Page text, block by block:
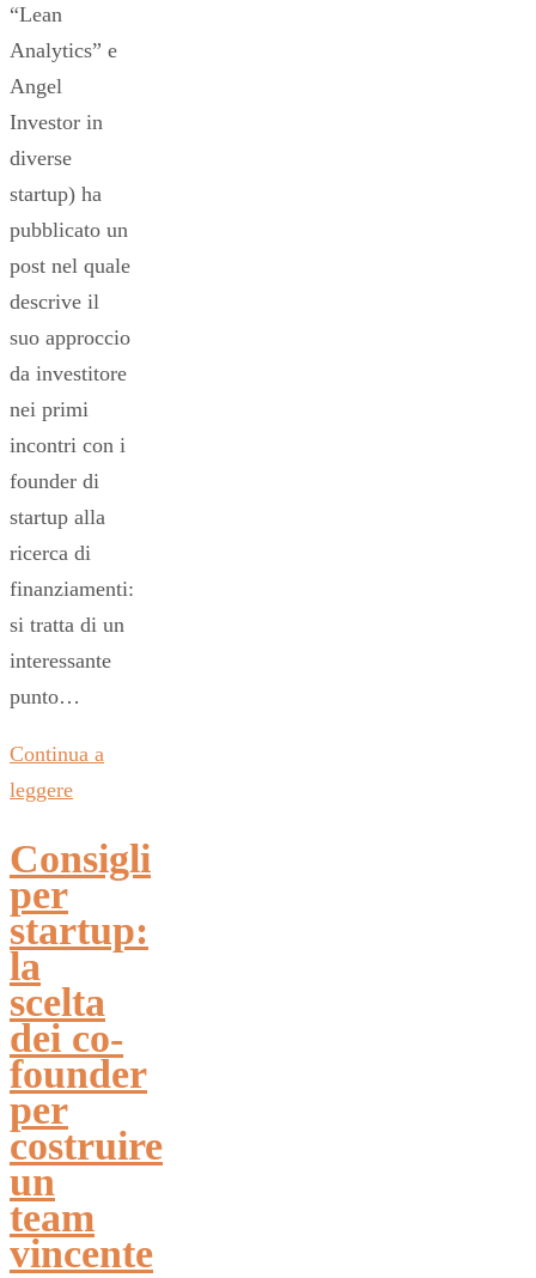
“Lean
Analytics” e
Angel
Investor in
diverse
startup) ha
pubblicato un
post nel quale
descrive il
suo approccio
da investitore
nei primi
incontri con i
founder di
startup alla
ricerca di
finanziamenti:
si tratta di un
interessante
punto…
Continua a
leggere
Consigli
per
startup:
la
scelta
dei co-
founder
per
costruire
un
team
vincente